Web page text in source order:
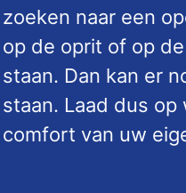
zoeken naar een
op de oprit of op
staan. Dan kan er
staan. Laad dus
comfort van uw